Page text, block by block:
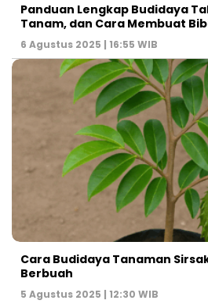
Panduan Lengkap Budidaya
Tanam, dan Cara Membuat
6 Agustus 2025 | 16:55 WIB
Cara Budidaya Tanaman
Berbuah
5 Agustus 2025 | 12:30 WIB